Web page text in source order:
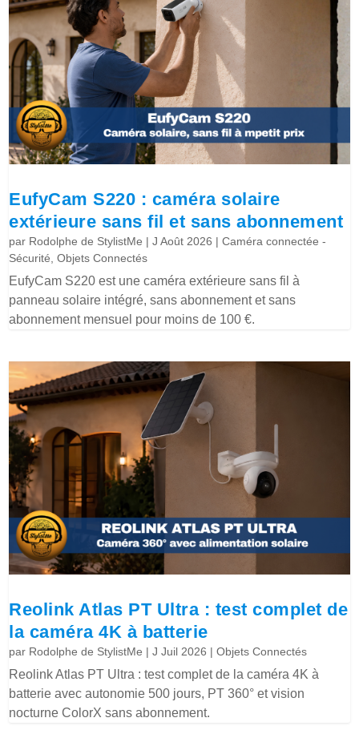
EufyCam S220 : caméra solaire
extérieure sans fil et sans abonnement
par Rodolphe de StylistMe |J Août 2026 |Caméra connectée -
Sécurité,Objets Connectés
EufyCam S220 est une caméra extérieure sans fil à
panneau solaire intégré, sans abonnement et sans
abonnement mensuel pour moins de 100 €.
Reolink Atlas PT Ultra : test complet de
la caméra 4K à batterie
par Rodolphe de StylistMe |J Juil 2026 |Objets Connectés
Reolink Atlas PT Ultra : test complet de la caméra 4K à
batterie avec autonomie 500 jours, PT 360° et vision
nocturne ColorX sans abonnement.